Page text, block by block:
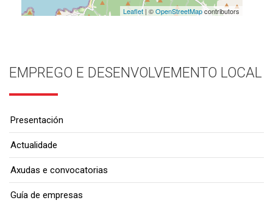
Leaflet| ©OpenStreetMapcontributors
EMPREGO E DESENVOLVEMENTO LOCAL
Presentación
Actualidade
Axudas e convocatorias
Guía de empresas